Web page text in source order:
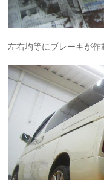
左右均等にブレーキが作